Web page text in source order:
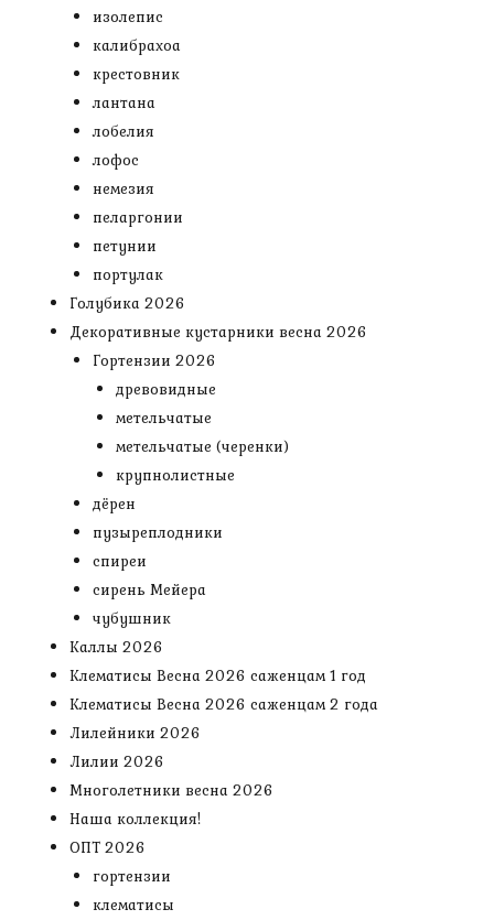
изолепис
калибрахоа
крестовник
лантана
лобелия
лофос
немезия
пеларгонии
петунии
портулак
Голубика 2026
Декоративные кустарники весна 2026
Гортензии 2026
древовидные
метельчатые
метельчатые (черенки)
крупнолистные
дёрен
пузыреплодники
спиреи
сирень Мейера
чубушник
Каллы 2026
Клематисы Весна 2026 саженцам 1 год
Клематисы Весна 2026 саженцам 2 года
Лилейники 2026
Лилии 2026
Многолетники весна 2026
Наша коллекция!
ОПТ 2026
гортензии
клематисы